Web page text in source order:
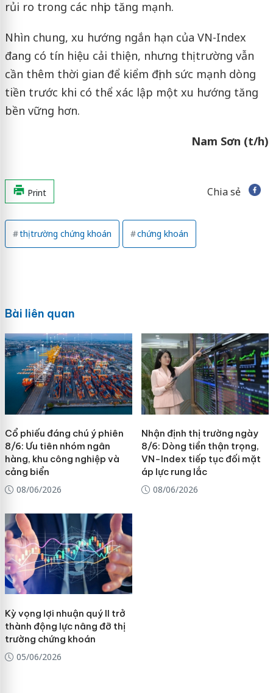
rủi ro trong các nhịp tăng mạnh.
Nhìn chung, xu hướng ngắn hạn của VN-Index
đang có tín hiệu cải thiện, nhưng thị trường vẫn
cần thêm thời gian để kiểm định sức mạnh dòng
tiền trước khi có thể xác lập một xu hướng tăng
bền vững hơn.
Nam Sơn (t/h)
Print Chia sẻ
thị trường chứng khoán chứng khoán
Bài liên quan
Cổ phiếu đáng chú ý phiên
8/6: Ưu tiên nhóm ngân
hàng, khu công nghiệp và
cảng biển
08/06/2026
Nhận định thị trường ngày
8/6: Dòng tiền thận trọng,
VN-Index tiếp tục đối mặt
áp lực rung lắc
08/06/2026
Kỳ vọng lợi nhuận quý II trở
thành động lực nâng đỡ thị
trường chứng khoán
05/06/2026